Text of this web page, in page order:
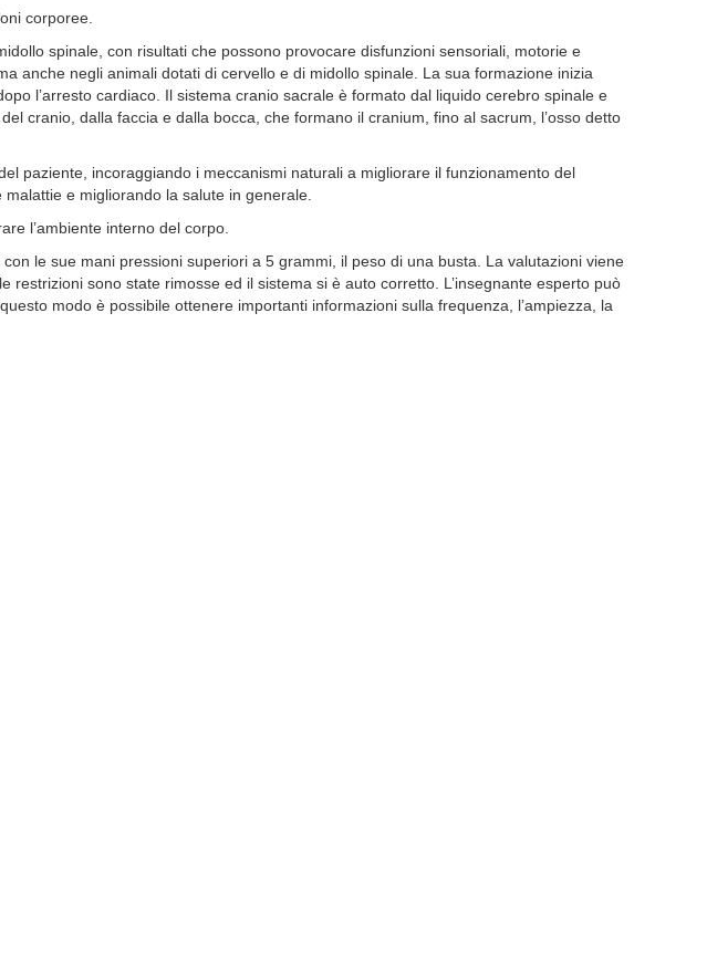
corporee.
spinale, con risultati che possono provocare disfunzioni sensoriali, motorie e
anche negli animali dotati di cervello e di midollo spinale. La sua formazione inizia
l’arresto cardiaco. Il sistema cranio sacrale è formato dal liquido cerebro spinale e
cranio, dalla faccia e dalla bocca, che formano il cranium, fino al sacrum, l’osso detto
paziente, incoraggiando i meccanismi naturali a migliorare il funzionamento del
e migliorando la salute in generale.
l’ambiente interno del corpo.
le sue mani pressioni superiori a 5 grammi, il peso di una busta. La valutazioni viene
sono state rimosse ed il sistema si è auto corretto. L’insegnante esperto può
modo è possibile ottenere importanti informazioni sulla frequenza, l’ampiezza, la